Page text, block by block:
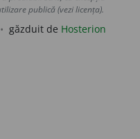
publică (vezi licența).
găzduit de Hosterion